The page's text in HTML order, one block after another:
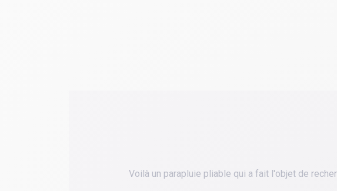
Voilà un parapluie pliable qui a fait l'objet de